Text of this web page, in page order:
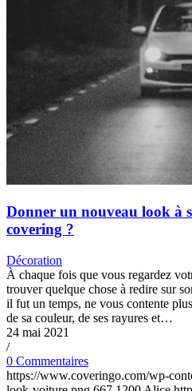
Donner un nouveau look à
covering ?
Décoration
À chaque fois que vous regardez
trouver quelque chose à redire sur
il fut un temps, ne vous contente
de sa couleur, de ses rayures et…
24 mai 2021
/
0 Commentaires
https://www.coveringo.com/wp-